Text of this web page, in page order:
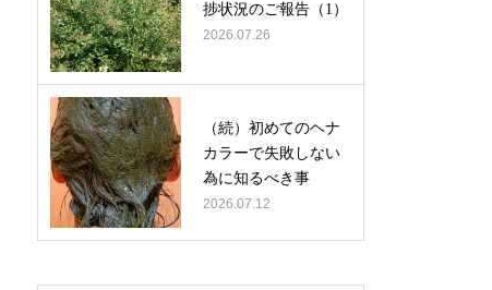
捗状況のご報告（1）
2026.07.26
（続）初めてのヘナ
カラーで失敗しない
為に知るべき事
2026.07.12